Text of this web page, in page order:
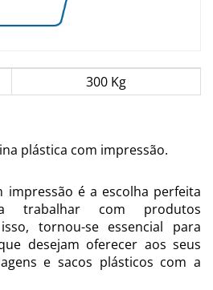
300 Kg
plástica com impressão.
impressão é a escolha perfeita
trabalhar com produtos
tornou-se essencial para
desejam oferecer aos seus
e sacos plásticos com a